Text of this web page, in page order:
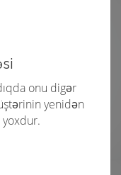
onu digər
yenidən
yoxdur.